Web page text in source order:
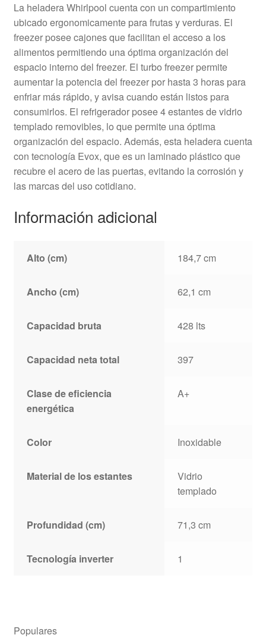
La heladera Whirlpool cuenta con un compartimiento
ubicado ergonomicamente para frutas y verduras. El
freezer posee cajones que facilitan el acceso a los
alimentos permitiendo una óptima organización del
espacio interno del freezer. El turbo freezer permite
aumentar la potencia del freezer por hasta 3 horas para
enfriar más rápido, y avisa cuando están listos para
consumirlos. El refrigerador posee 4 estantes de vidrio
templado removibles, lo que permite una óptima
organización del espacio. Además, esta heladera cuenta
con tecnología Evox, que es un laminado plástico que
recubre el acero de las puertas, evitando la corrosión y
las marcas del uso cotidiano.
Información adicional
Alto (cm) 184,7 cm
Ancho (cm) 62,1 cm
Capacidad bruta 428 lts
Capacidad neta total 397
Clase de eficiencia
energética
A+
Color Inoxidable
Material de los estantes
Vidrio
templado
Profundidad (cm) 71,3 cm
Tecnología inverter 1
Populares